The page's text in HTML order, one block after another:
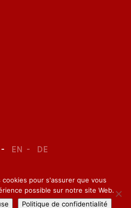
EN DE
–CONFIDENTIALITY
pour s'assurer que vous
possible sur notre site Web.
Politique de confidentialité